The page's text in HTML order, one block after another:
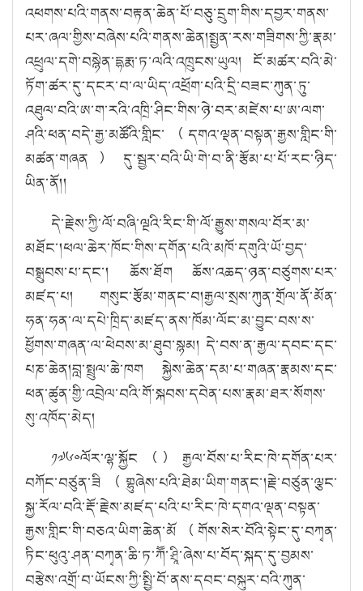
འཕགས་པའི་གནས་བརྟན་ཆེན་པོ་བཅུ་དྲུག་གིས་དབྱར་གནས་
པར་ཞལ་གྱིས་བཞེས་པའི་གནས་ཆེན།སྤྱན་རས་གཟིགས་ཀྱི་རྣམ་
འཕྲུལ་དགེ་བསྙེན་དྷརྨ་ཏ་ལའི་འཁྲུངས་ཡུལ། ངོ་མཚར་བའི་མེ་
ཏོག་ཚར་དུ་དངར་བ་ལ་ཡིད་འཕྲོག་པའི་དྲི་བཟང་ཀུན་ཏུ་
འཐུལ་བའི་ཨ་ག་རའི་འཁྲི་ཤིང་གིས་ཉེ་བར་མཛེས་པ་ཨ་ལག་
ཤའི་ཕན་བདེ་རྒྱ་མཚོའི་གླིང་（དགའ་ལྡན་བསྟན་རྒྱས་གླིང་གི་
མཚན་གཞན）དུ་སྦྱར་བའི་ཡི་གེ་བ་ནི་རྩོམ་པ་པོ་རང་ཉིད་
ཡིན་ནོ།།
དེ་རྗེས་ཀྱི་ལོ་བཞི་ལྔའི་རིང་གི་ལོ་རྒྱུས་གསལ་བོར་མ་
མཐོང་།ཕལ་ཆེར་ཁོང་གིས་དགོན་པའི་མཁོ་དགུའི་ཡོ་བྱད་
བསྒྲུབས་པ་དང་། ཆོས་ཐོག ཆོས་འཆད་ཉན་བཙུགས་པར་
མཛད་པ། གསུང་རྩོམ་གནང་བ།རྒྱལ་སྲས་ཀུན་གྲོལ་ནོ་མོན་
ཧན་ཧན་ལ་དཔེ་ཁྲིད་མཛད་ནས་ཁོམ་ལོང་མ་བྱུང་བས་ས་
ཕྱོགས་གཞན་ལ་ཕེབས་མ་ཐུབ་སྙམ། དེ་བས་ན་རྒྱལ་དབང་དང་
པཎ་ཆེན།བླ་སྤྲུལ་ཆེ་ཁག སྐྱེས་ཆེན་དམ་པ་གཞན་རྣམས་དང་
ཕན་ཚུན་གྱི་འབྲེལ་བའི་གོ་སྐབས་དབེན་པས་རྣམ་ཐར་སོགས་
སུ་འཁོད་མེད།
༡༧༦༠ལོར་ལྷ་སྐྱོང（）རྒྱལ་བོས་པ་རིང་ཁེ་དགོན་པར་
བཀོང་བཙུན་ཟི（གྷུཞེས་པའི་ཐེམ་ཡིག་གནང་།རྗེ་བཙུན་ལྕང་
སྐྱ་རོལ་བའི་རྡོ་རྗེས་མཛད་པའི་པ་རིང་ཁེ་དགའ་ལྡན་བསྟན་
རྒྱས་གླིང་གི་བཅའ་ཡིག་ཆེན་མོ（གོས་སེར་བོའི་སྟེང་དུ་བཀྭན་
ཏིང་ཕུའུ་ཤན་བཀྭན་ཆི་ཏ་ཀོོ་ཤྲཱི་ཞེས་པ་བོད་སྐད་དུ་བྱམས་
བརྩེས་འགྲོ་བ་ཡོངས་ཀྱི་སྤྱི་བོ་ནས་དབང་བསྐུར་བའི་ཀུན་